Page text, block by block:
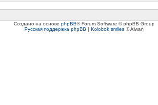
Создано на основе phpBB® Forum Software © phpBB Group
Русская поддержка phpBB | Kolobok smiles© Aiwan